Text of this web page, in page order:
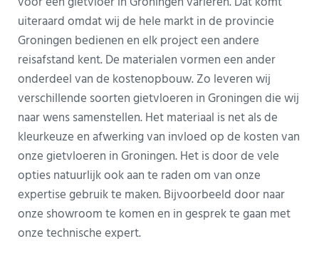
uiteraard omdat wij de hele markt in de provincie
Groningen bedienen en elk project een andere
reisafstand kent. De materialen vormen een ander
onderdeel van de kostenopbouw. Zo leveren wij
verschillende soorten gietvloeren in Groningen die wij
naar wens samenstellen. Het materiaal is net als de
kleurkeuze en afwerking van invloed op de kosten van
onze gietvloeren in Groningen. Het is door de vele
opties natuurlijk ook aan te raden om van onze
expertise gebruik te maken. Bijvoorbeeld door naar
onze showroom te komen en in gesprek te gaan met
onze technische expert.